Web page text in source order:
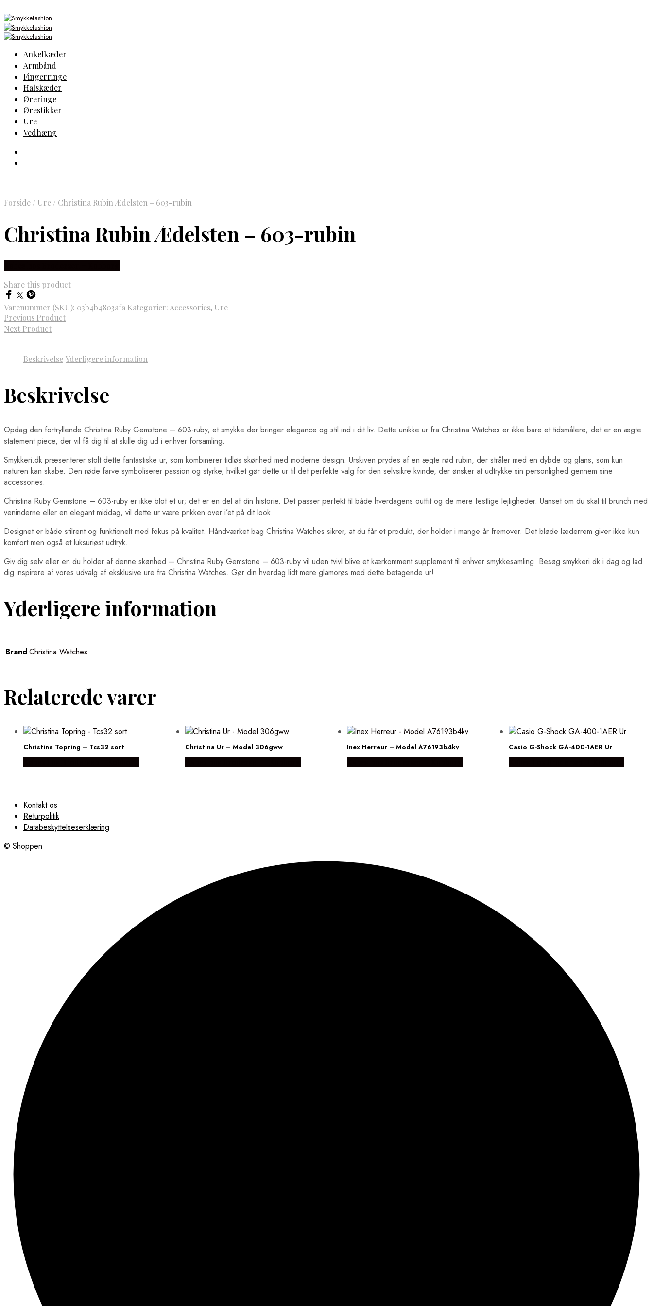
Ankelkæder
Armbånd
Fingerringe
Halskæder
Øreringe
Ørestikker
Ure
Vedhæng
Forside / Ure / Christina Rubin Ædelsten – 603-rubin
Christina Rubin Ædelsten – 603-rubin
Share this product
Varenummer (SKU): 03b4b4803afa Kategorier: Accessories, Ure
Previous Product
Next Product
Beskrivelse Yderligere information
Beskrivelse
Opdag den fortryllende Christina Ruby Gemstone – 603-ruby, et smykke der bringer elegance og stil ind i dit liv. Dette unikke ur fra Christina Watches er ikke bare et tidsmålere; det er en ægte
statement piece, der vil få dig til at skille dig ud i enhver forsamling.
Smykkeri.dk præsenterer stolt dette fantastiske ur, som kombinerer tidløs skønhed med moderne design. Urskiven prydes af en ægte rød rubin, der stråler med en dybde og glans, som kun
naturen kan skabe. Den røde farve symboliserer passion og styrke, hvilket gør dette ur til det perfekte valg for den selvsikre kvinde, der ønsker at udtrykke sin personlighed gennem sine
accessories.
Christina Ruby Gemstone – 603-ruby er ikke blot et ur; det er en del af din historie. Det passer perfekt til både hverdagens outfit og de mere festlige lejligheder. Uanset om du skal til brunch med
veninderne eller en elegant middag, vil dette ur være prikken over i’et på dit look.
Designet er både stilrent og funktionelt med fokus på kvalitet. Håndværket bag Christina Watches sikrer, at du får et produkt, der holder i mange år fremover. Det bløde læderrem giver ikke kun
komfort men også et luksuriøst udtryk.
Giv dig selv eller en du holder af denne skønhed – Christina Ruby Gemstone – 603-ruby vil uden tvivl blive et kærkomment supplement til enhver smykkesamling. Besøg smykkeri.dk i dag og lad
dig inspirere af vores udvalg af eksklusive ure fra Christina Watches. Gør din hverdag lidt mere glamorøs med dette betagende ur!
Yderligere information
BrandChristina Watches
Relaterede varer
Christina Topring – Tcs32 sort Christina Ur – Model 306gww Inex Herreur – Model A76193b4kv Casio G-Shock GA-400-1AER Ur
Kontakt os
Returpolitik
Databeskyttelseserklæring
© Shoppen